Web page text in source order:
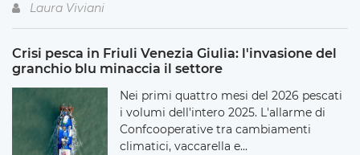
Laura Viviani
Crisi pesca in Friuli Venezia Giulia: l'invasione del
granchio blu minaccia il settore
Nei primi quattro mesi del 2026 pescati
i volumi dell'intero 2025. L'allarme di
Confcooperative tra cambiamenti
climatici, vaccarella e...